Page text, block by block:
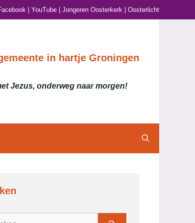
YouTube Jongeren Oosterkerk Oosterlicht
in hartje Groningen
Jezus, onderweg naar morgen!